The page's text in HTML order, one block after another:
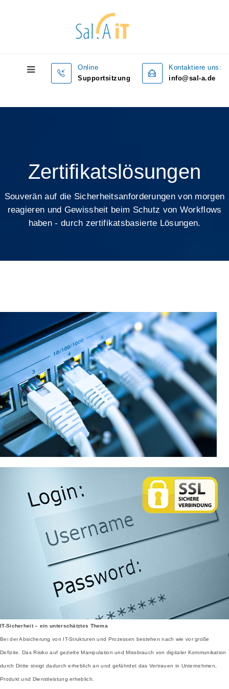
Online
Supportsitzung
Kontaktiere uns:
info@sal-a.de
Zertifikatslösungen
Souverän auf die Sicherheitsanforderungen von morgen
reagieren und Gewissheit beim Schutz von Workflows
haben - durch zertifikatsbasierte Lösungen.
IT-Sicherheit – ein unterschätztes Thema
Bei der Absicherung von IT-Strukturen und Prozessen bestehen nach wie vor große
Defizite. Das Risiko auf gezielte Manipulation und Missbrauch von digitaler Kommunikation
durch Dritte steigt dadurch erheblich an und gefährdet das Vertrauen in Unternehmen,
Produkt und Dienstleistung erheblich.